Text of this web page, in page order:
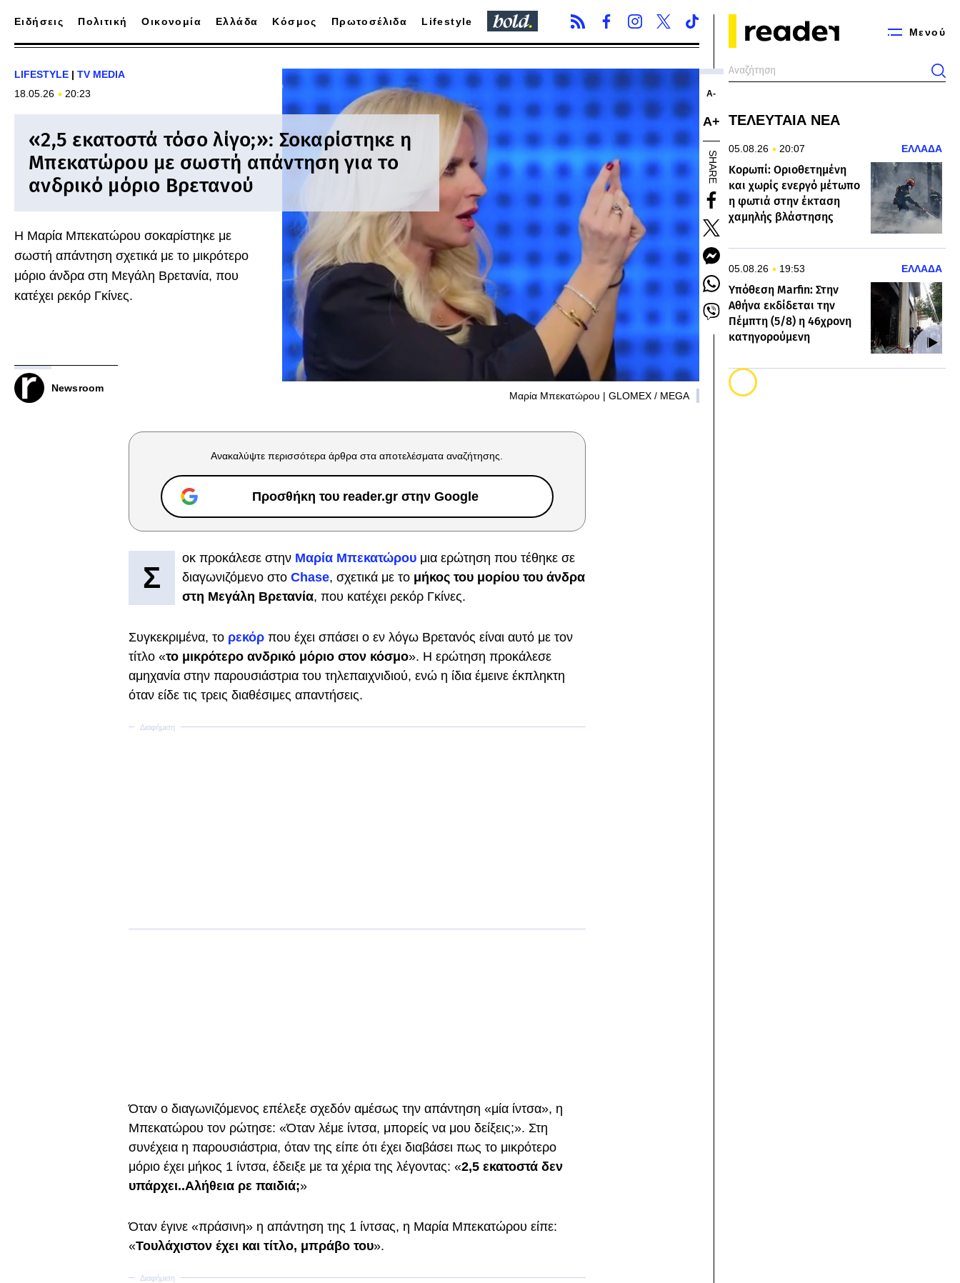
Μενού
Ειδήσεις Πολιτική Οικονομία Ελλάδα Κόσμος Πρωτοσέλιδα Lifestyle
LIFESTYLE | TV MEDIA
18.05.26
20:23
«2,5 εκατοστά τόσο λίγο;»: Σοκαρίστηκε η
Μπεκατώρου με σωστή απάντηση για το
ανδρικό μόριο Βρετανού
H Μαρία Μπεκατώρου σοκαρίστηκε με
σωστή απάντηση σχετικά με το μικρότερο
μόριο άνδρα στη Μεγάλη Βρετανία, που
κατέχει ρεκόρ Γκίνες.
Newsroom
Μαρία Μπεκατώρου | GLOMEX / MEGA
Α-
Α+
SHARE
Ανακαλύψτε περισσότερα άρθρα στα αποτελέσματα αναζήτησης.
Προσθήκη του reader.gr στην Google
Σ
οκ προκάλεσε στηνΜαρία Μπεκατώρου μια ερώτηση που τέθηκε σε
διαγωνιζόμενο στο Chase, σχετικά με το μήκος του μορίου του άνδρα
στη Μεγάλη Βρετανία, που κατέχει ρεκόρ Γκίνες.
Συγκεκριμένα, το ρεκόρ που έχει σπάσει ο εν λόγω Βρετανός είναι αυτό με τον
τίτλο «το μικρότερο ανδρικό μόριο στον κόσμο». Η ερώτηση προκάλεσε
αμηχανία στην παρουσιάστρια του τηλεπαιχνιδιού, ενώ η ίδια έμεινε έκπληκτη
όταν είδε τις τρεις διαθέσιμες απαντήσεις.
Όταν ο διαγωνιζόμενος επέλεξε σχεδόν αμέσως την απάντηση «μία ίντσα», η
Μπεκατώρου τον ρώτησε: «Όταν λέμε ίντσα, μπορείς να μου δείξεις;». Στη
συνέχεια η παρουσιάστρια, όταν της είπε ότι έχει διαβάσει πως το μικρότερο
μόριο έχει μήκος 1 ίντσα, έδειξε με τα χέρια της λέγοντας: «2,5 εκατοστά δεν
υπάρχει..Αλήθεια ρε παιδιά;»
Όταν έγινε «πράσινη» η απάντηση της 1 ίντσας, η Μαρία Μπεκατώρου είπε:
«Τουλάχιστον έχει και τίτλο, μπράβο του».
ΤΕΛΕΥΤΑΙΑ ΝΕΑ
05.08.26 20:07 ΕΛΛΑΔΑ
Κορωπί: Οριοθετημένη
και χωρίς ενεργό μέτωπο
η φωτιά στην έκταση
χαμηλής βλάστησης
05.08.26 19:53 ΕΛΛΑΔΑ
Υπόθεση Marfin: Στην
Αθήνα εκδίδεται την
Πέμπτη (5/8) η 46χρονη
κατηγορούμενη